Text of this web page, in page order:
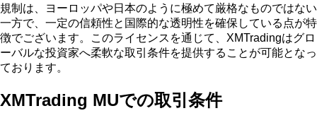
規制は、ヨーロッパや日本のように極めて厳格なものではない
一方で、一定の信頼性と国際的な透明性を確保している点が特
徴でございます。このライセンスを通じて、XMTradingはグロ
ーバルな投資家へ柔軟な取引条件を提供することが可能となっ
ております。
XMTrading MUでの取引条件